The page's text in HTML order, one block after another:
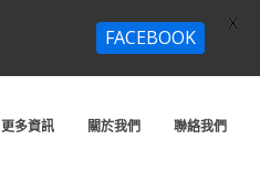
更多資訊 關於我們 聯絡我們
FACEBOOK
X